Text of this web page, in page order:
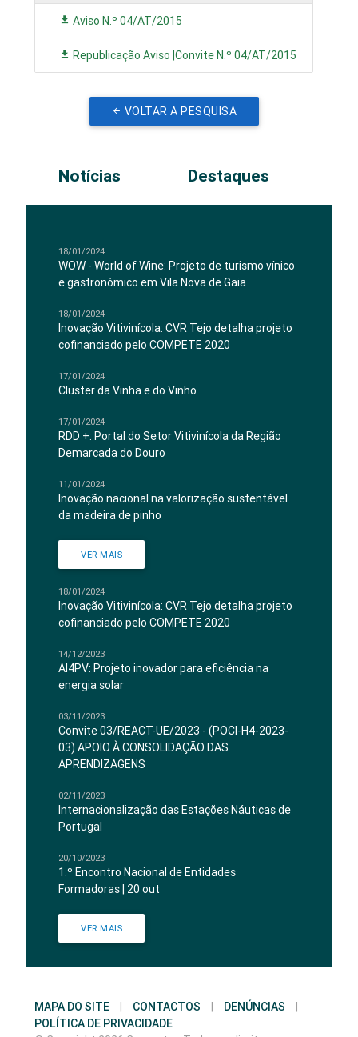
Aviso N.º 04/AT/2015
Republicação Aviso |Convite N.º 04/AT/2015
VOLTAR A PESQUISA
Notícias Destaques
18/01/2024
WOW - World of Wine: Projeto de turismo vínico
e gastronómico em Vila Nova de Gaia
18/01/2024
Inovação Vitivinícola: CVR Tejo detalha projeto
cofinanciado pelo COMPETE 2020
17/01/2024
Cluster da Vinha e do Vinho
17/01/2024
RDD +: Portal do Setor Vitivinícola da Região
Demarcada do Douro
11/01/2024
Inovação nacional na valorização sustentável
da madeira de pinho
VER MAIS
18/01/2024
Inovação Vitivinícola: CVR Tejo detalha projeto
cofinanciado pelo COMPETE 2020
14/12/2023
AI4PV: Projeto inovador para eficiência na
energia solar
03/11/2023
Convite 03/REACT-UE/2023 - (POCI-H4-2023-
03) APOIO À CONSOLIDAÇÃO DAS
APRENDIZAGENS
02/11/2023
Internacionalização das Estações Náuticas de
Portugal
20/10/2023
1.º Encontro Nacional de Entidades
Formadoras | 20 out
VER MAIS
MAPA DO SITE | CONTACTOS | DENÚNCIAS
|
POLÍTICA DE PRIVACIDADE